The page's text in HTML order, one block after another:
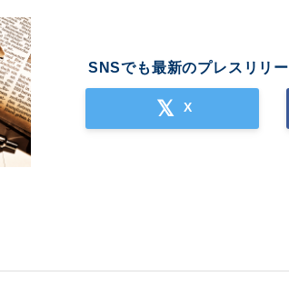
SNSでも最新のプレスリリ
X